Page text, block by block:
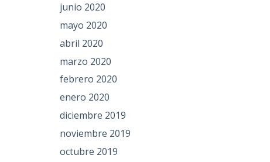
junio 2020
mayo 2020
abril 2020
marzo 2020
febrero 2020
enero 2020
diciembre 2019
noviembre 2019
octubre 2019